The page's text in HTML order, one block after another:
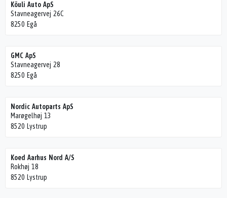
Köuli Auto ApS
Stavneagervej 26C
8250 Egå
GMC ApS
Stavneagervej 28
8250 Egå
Nordic Autoparts ApS
Marøgelhøj 13
8520 Lystrup
Koed Aarhus Nord A/S
Rokhøj 18
8520 Lystrup